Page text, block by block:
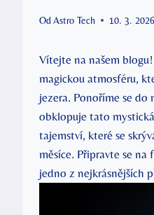
Od Astro Tech 10. 3. 2026
Vítejte na našem
magickou atmosféru,
jezera. Ponoříme se
obklopuje tato
tajemství, které se
měsíce. Připravte se na
jedno z nejkrásnějších